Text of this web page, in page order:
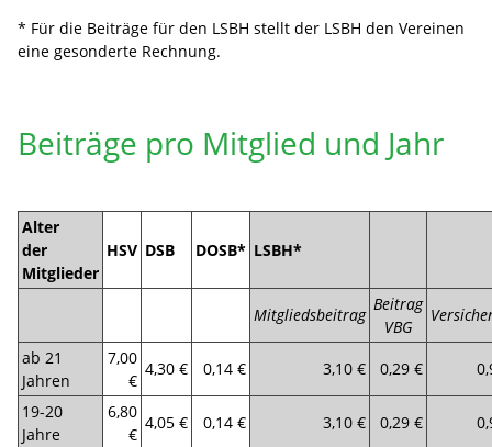
* Für die Beiträge für den LSBH stellt der LSBH den Vereinen
eine gesonderte Rechnung.
Beiträge pro Mitglied und Jahr
Alter
der
Mitglieder
HSV DSB DOSB* LSBH*
Mitgliedsbeitrag
Beitrag
VBG
ab 21
Jahren
7,00
€
4,30 € 0,14 € 3,10 € 0,29 €
19-20
Jahre
6,80
€
4,05 € 0,14 € 3,10 € 0,29 €